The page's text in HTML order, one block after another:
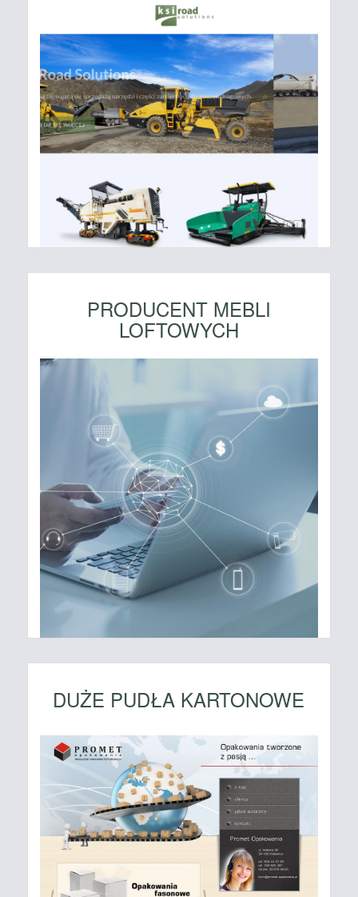
PRODUCENT MEBLI
LOFTOWYCH
DUŻE PUDŁA KARTONOWE